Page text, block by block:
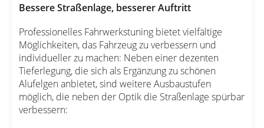
Bessere Straßenlage, besserer Auftritt
Professionelles Fahrwerkstuning bietet vielfältige
Möglichkeiten, das Fahrzeug zu verbessern und
individueller zu machen: Neben einer dezenten
Tieferlegung, die sich als Ergänzung zu schönen
Alufelgen anbietet, sind weitere Ausbaustufen
möglich, die neben der Optik die Straßenlage spürbar
verbessern: